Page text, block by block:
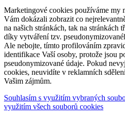
Marketingové cookies používáme my
Vám dokázali zobrazit co
na našich stránkách, tak na stránkách
díky vytváření tzv.
Ale nebojte, tímto profilováním
identifikace Vaší osoby, protože jsou
pseudonymizované údaje. Pokud
cookies, neuvidíte v reklamních
Vašim zájmům.
Souhlasím s využitím vybraných
využitím všech souborů cookies